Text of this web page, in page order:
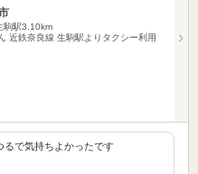
駒駅3.10km
近鉄奈良線 生駒駅よりタクシー利用
るで気持ちよかったです